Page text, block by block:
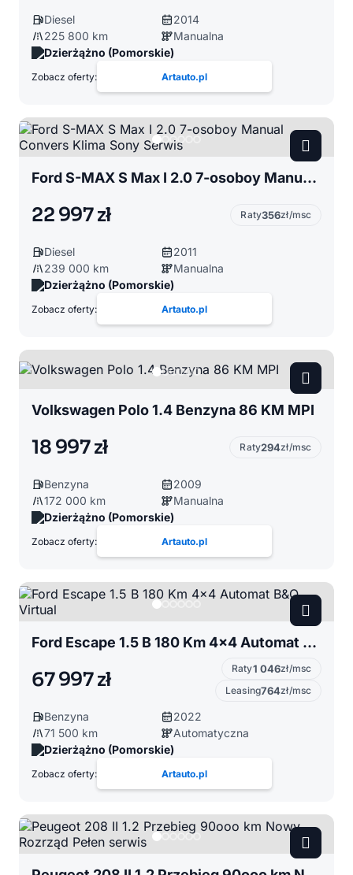
Diesel
2014
225 800 km
Manualna
Dzierżążno (Pomorskie)
Zobacz oferty: Artauto.pl
Ford S-MAX S Max I 2.0 7-osoboy Manual Convers Klima Sony Serwis
22 997 zł Raty356zł/msc
Diesel
2011
239 000 km
Manualna
Dzierżążno (Pomorskie)
Zobacz oferty: Artauto.pl
Volkswagen Polo 1.4 Benzyna 86 KM MPI
18 997 zł Raty294zł/msc
Benzyna
2009
172 000 km
Manualna
Dzierżążno (Pomorskie)
Zobacz oferty: Artauto.pl
Ford Escape 1.5 B 180 Km 4x4 Automat B&O Virtual
67 997 zł Raty1 046zł/msc
Leasing764zł/msc
Benzyna
2022
71 500 km
Automatyczna
Dzierżążno (Pomorskie)
Zobacz oferty: Artauto.pl